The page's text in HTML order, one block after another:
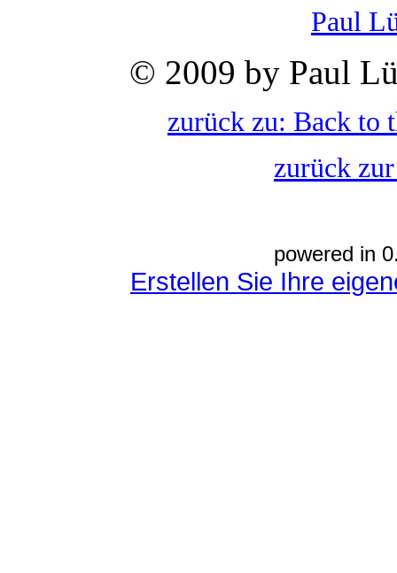
Paul
© 2009 by Paul
zurück zu: Back to
zurück
powered in
Erstellen Sie Ihre